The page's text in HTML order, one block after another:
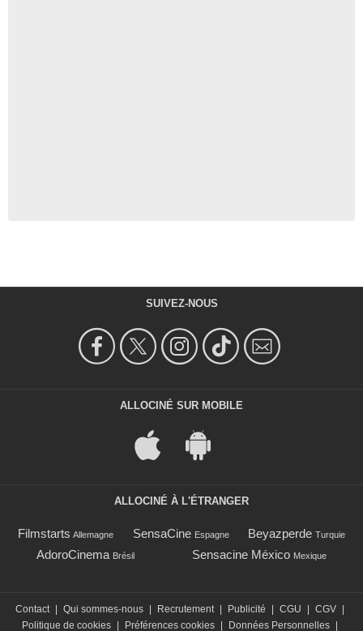
SUIVEZ-NOUS
ALLOCINÉ SUR MOBILE
ALLOCINÉ À L'ÉTRANGER
Filmstarts Allemagne SensaCine Espagne Beyazperde Turquie
AdoroCinema Brésil Sensacine México Mexique
Contact Qui sommes-nous Recrutement Publicité CGU CGV
Politique de cookies
Préférences cookies Données Personnelles